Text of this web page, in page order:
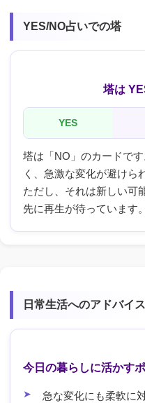
YES/NO占いでの塔
塔は
YES
塔は「NO」のカードで
く、急激な変化が避けら
ただし、それは新しい可
先に再生が待っています。
日常生活へのアドバイス
今日の暮らしに活かす
急な変化にも柔軟に